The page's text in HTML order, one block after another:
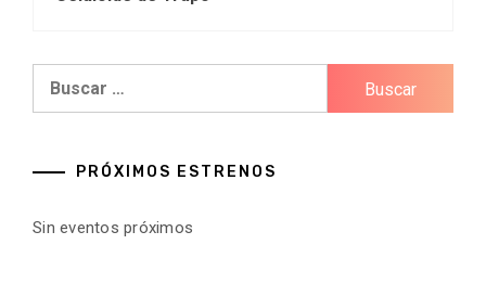
PRÓXIMOS ESTRENOS
Sin eventos próximos